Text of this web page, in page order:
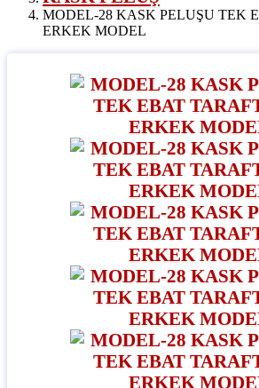
MODEL-28 KASK PELUŞU TEK
ERKEK MODEL